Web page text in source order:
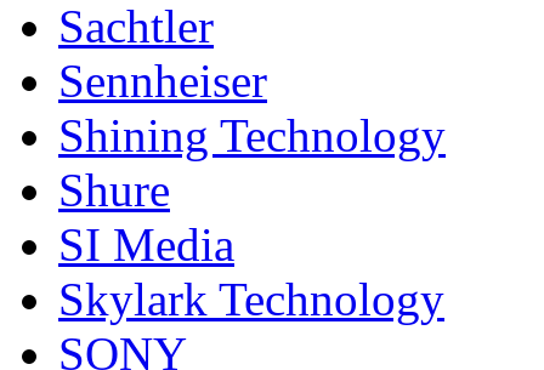
Sachtler
Sennheiser
Shining Technology
Shure
SI Media
Skylark Technology
SONY